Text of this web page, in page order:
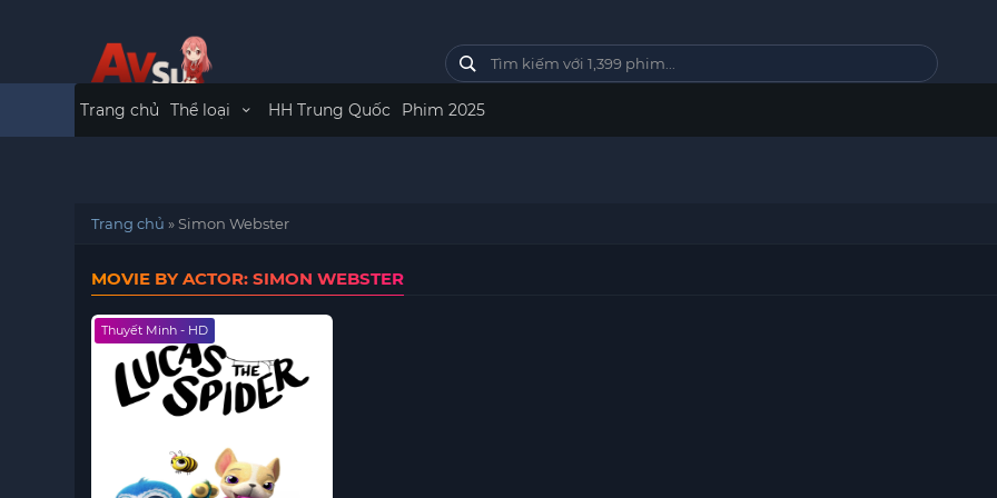
Trang chủ Thể loại HH Trung Quốc Phim 2025
Trang chủ »Simon Webster
MOVIE BY ACTOR: SIMON WEBSTER
Thuyết Minh - HD